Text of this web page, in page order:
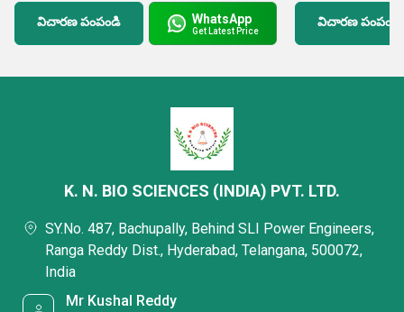
విచారణ పంపండి WhatsApp
Get Latest Price
విచారణ పంపండి
K. N. BIO SCIENCES (INDIA) PVT. LTD.
SY.No. 487, Bachupally, Behind SLI Power Engineers,
Ranga Reddy Dist., Hyderabad, Telangana, 500072,
India
Mr Kushal Reddy